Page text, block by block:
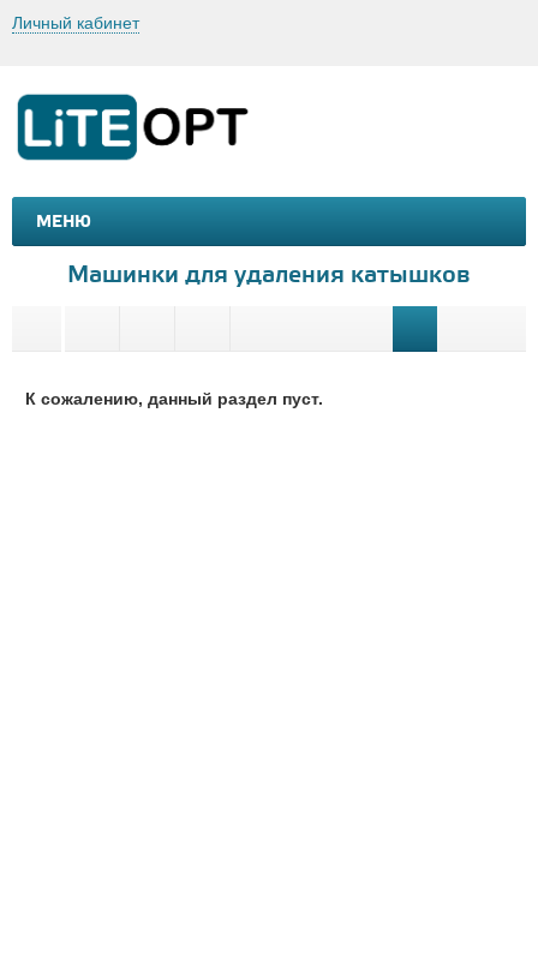
Личный кабинет
МЕНЮ
МАШИНКИ И МОТОЦИКЛЫ
Машинки для удаления катышков
К сожалению, данный раздел пуст.